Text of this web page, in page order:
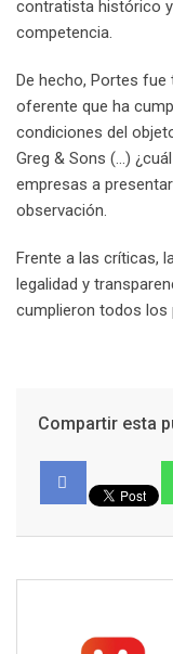
contratista histórico
competencia.
De hecho, Portes fue
oferente que ha
condiciones del
Greg & Sons (…)
empresas a
observación.
Frente a las críticas,
legalidad y
cumplieron todos los
Compartir esta